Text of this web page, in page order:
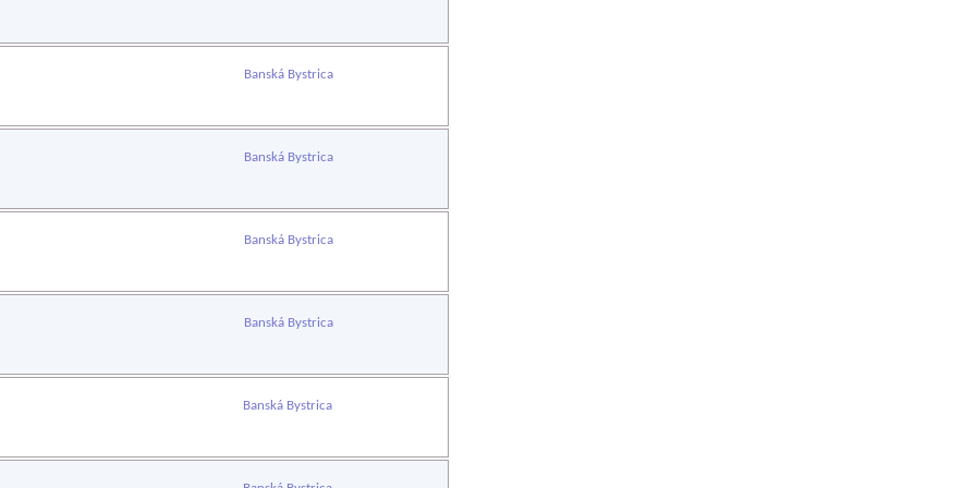
Banská Bystrica
Banská Bystrica
Banská Bystrica
Banská Bystrica
Banská Bystrica